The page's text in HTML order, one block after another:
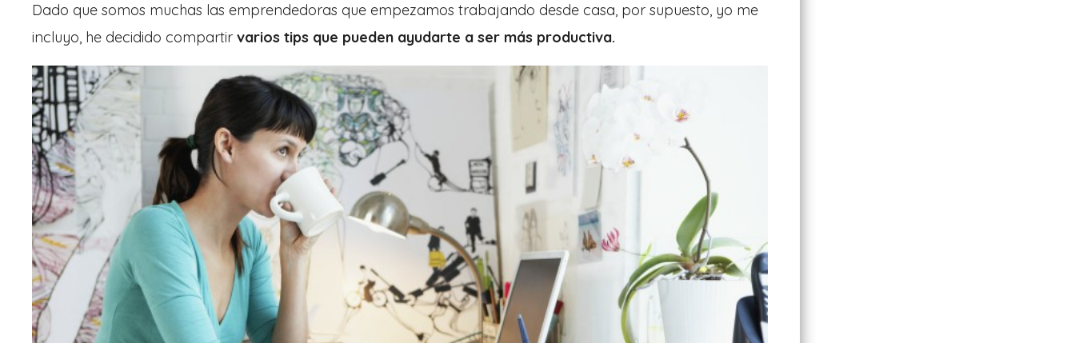
Dado que somos muchas las emprendedoras que empezamos trabajando desde casa, por supuesto, yo me
incluyo, he decidido compartir varios tips que pueden ayudarte a ser más productiva.